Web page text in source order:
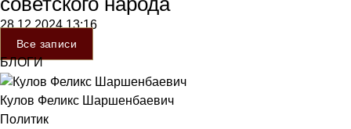
28.12.202413:16
Все записи
БЛОГИ
Кулов Феликс Шаршенбаевич
Политик